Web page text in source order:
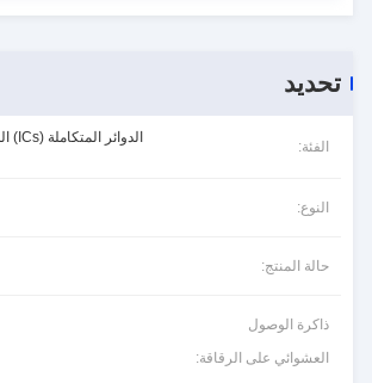
تحديد
الفئة:
النوع:
حالة المنتج:
ذاكرة الوصول
العشوائي على الرقاقة: